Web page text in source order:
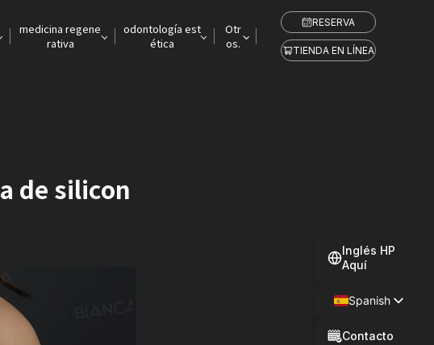
medicina regene
rativa
odontología est
ética
Otr
os.
RESERVA
TIENDA EN LÍNEA
de silicon
Inglés HP
Aquí
Spanish
Contacto